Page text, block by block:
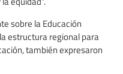
sobre la Educación
estructura regional para
también expresaron